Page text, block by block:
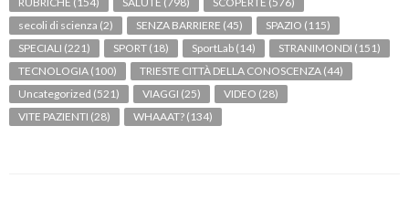
secoli di scienza (2) SENZA BARRIERE (45) SPAZIO (115)
SPECIALI (221) SPORT (18) SportLab (14) STRANIMONDI (151)
TECNOLOGIA (100) TRIESTE CITTÀ DELLA CONOSCENZA (44)
Uncategorized (521) VIAGGI (25) VIDEO (28)
VITE PAZIENTI (28) WHAAAT? (134)